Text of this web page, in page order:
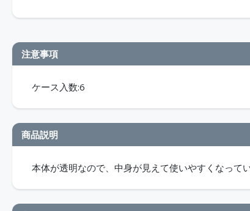
注意事項
ケース入数:6
商品説明
本体が透明なので、中身が見えて使いやすくなって